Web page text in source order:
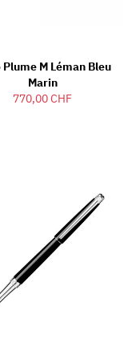
M Léman Bleu
Marin
770,00 CHF